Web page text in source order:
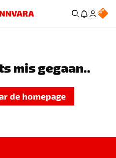
mis gegaan..
de homepage